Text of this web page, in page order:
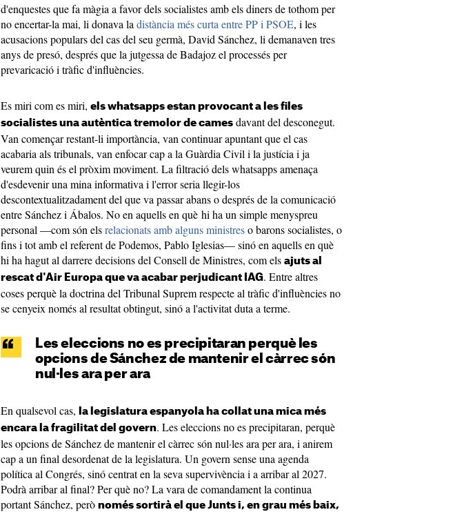
d'enquestes que fa màgia a favor dels socialistes amb els diners de tothom per
no encertar-la mai, li donava la distància més curta entre PP i PSOE, i les
acusacions populars del cas del seu germà, David Sánchez, li demanaven tres
anys de presó, després que la jutgessa de Badajoz el processés per
prevaricació i tràfic d'influències.
Es miri com es miri, els whatsapps estan provocant a les files
socialistes una autèntica tremolor de cames davant del desconegut.
Van començar restant-li importància, van continuar apuntant que el cas
acabaria als tribunals, van enfocar cap a la Guàrdia Civil i la justícia i ja
veurem quin és el pròxim moviment. La filtració dels whatsapps amenaça
d'esdevenir una mina informativa i l'error seria llegir-los
descontextualitzadament del que va passar abans o després de la comunicació
entre Sánchez i Ábalos. No en aquells en què hi ha un simple menyspreu
personal —com són elsrelacionats amb alguns ministreso barons socialistes, o
fins i tot amb el referent de Podemos, Pablo Iglesias— sinó en aquells en què
hi ha hagut al darrere decisions del Consell de Ministres, com els ajuts al
rescat d'Air Europa que va acabar perjudicant IAG. Entre altres
coses perquè la doctrina del Tribunal Suprem respecte al tràfic d'influències no
se cenyeix només al resultat obtingut, sinó a l'activitat duta a terme.
Les eleccions no es precipitaran perquè les
opcions de Sánchez de mantenir el càrrec són
nul·les ara per ara
En qualsevol cas,
la legislatura espanyola ha collat una mica més
encara la fragilitat del govern. Les eleccions no es precipitaran, perquè
les opcions de Sánchez de mantenir el càrrec són nul·les ara per ara, i anirem
cap a un final desordenat de la legislatura. Un govern sense una agenda
política al Congrés, sinó centrat en la seva supervivència i a arribar al 2027.
Podrà arribar al final? Per què no? La vara de comandament la continua
portant Sánchez, però només sortirà el que Junts i, en grau més baix,